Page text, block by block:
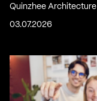
Quinzhee Architecture
03.07.2026